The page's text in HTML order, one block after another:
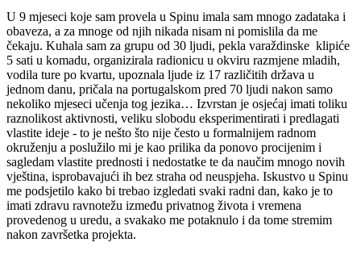
U 9 mjeseci koje sam provela u Spinu imala sam mnogo zadataka i
obaveza, a za mnoge od njih nikada nisam ni pomislila da me
čekaju. Kuhala sam za grupu od 30 ljudi, pekla varaždinske klipiće
5 sati u komadu, organizirala radionicu u okviru razmjene mladih,
vodila ture po kvartu, upoznala ljude iz 17 različitih država u
jednom danu, pričala na portugalskom pred 70 ljudi nakon samo
nekoliko mjeseci učenja tog jezika… Izvrstan je osjećaj imati toliku
raznolikost aktivnosti, veliku slobodu eksperimentirati i predlagati
vlastite ideje - to je nešto što nije često u formalnijem radnom
okruženju a poslužilo mi je kao prilika da ponovo procijenim i
sagledam vlastite prednosti i nedostatke te da naučim mnogo novih
vještina, isprobavajući ih bez straha od neuspjeha. Iskustvo u Spinu
me podsjetilo kako bi trebao izgledati svaki radni dan, kako je to
imati zdravu ravnotežu između privatnog života i vremena
provedenog u uredu, a svakako me potaknulo i da tome stremim
nakon završetka projekta.